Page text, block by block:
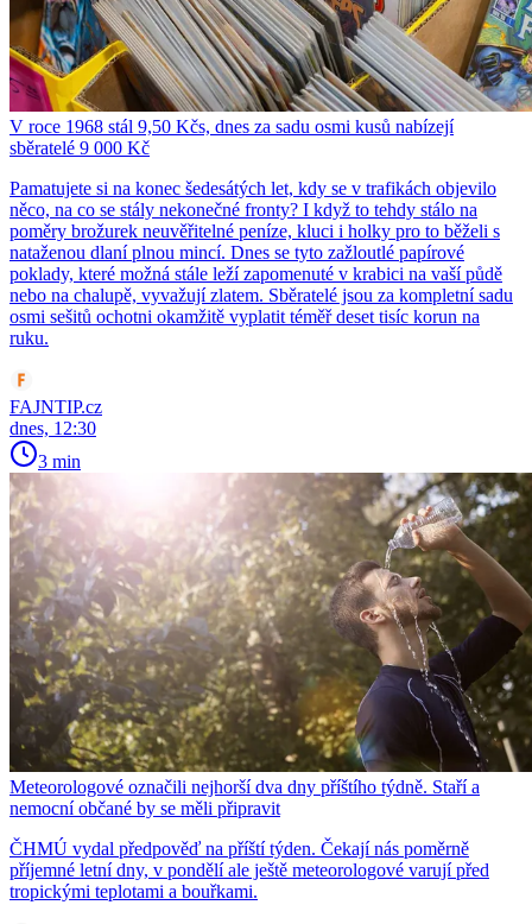
V roce 1968 stál 9,50 Kčs, dnes za sadu osmi kusů nabízejí
sběratelé 9 000 Kč
Pamatujete si na konec šedesátých let, kdy se v trafikách objevilo
něco, na co se stály nekonečné fronty? I když to tehdy stálo na
poměry brožurek neuvěřitelné peníze, kluci i holky pro to běželi s
nataženou dlaní plnou mincí. Dnes se tyto zažloutlé papírové
poklady, které možná stále leží zapomenuté v krabici na vaší půdě
nebo na chalupě, vyvažují zlatem. Sběratelé jsou za kompletní sadu
osmi sešitů ochotni okamžitě vyplatit téměř deset tisíc korun na
ruku.
FAJNTIP.cz
dnes, 12:30
3 min
Meteorologové označili nejhorší dva dny příštího týdně. Staří a
nemocní občané by se měli připravit
ČHMÚ vydal předpověď na příští týden. Čekají nás poměrně
příjemné letní dny, v pondělí ale ještě meteorologové varují před
tropickými teplotami a bouřkami.